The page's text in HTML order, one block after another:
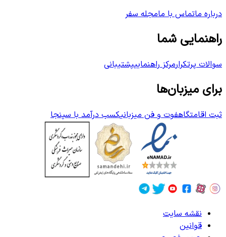
درباره ماتماس با مامجله سفر
راهنمایی شما
سوالات پرتکرارمرکز راهنماییپشتیبانی
برای میزبان‌ها
ثبت اقامتگاهفوت و فن میزبانیکسب درآمد با سپنجا
نقشه سایت
قوانین